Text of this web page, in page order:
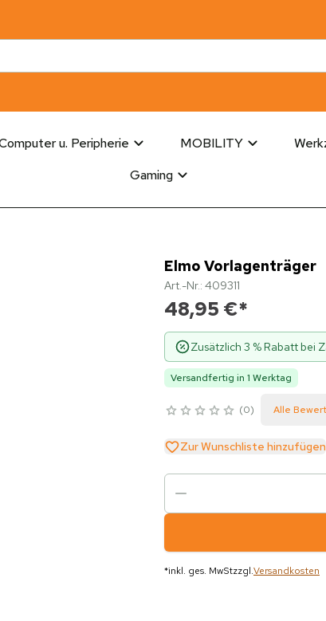
u. Peripherie MOBILITY
Gaming
Elmo Vorlagenträger
Art.-Nr.: 409311
48,95 €*
Zusätzlich 3 % Rabatt bei
Versandfertig in 1 Werktag
0 Alle
Zur Wunschliste hinzufügen
*inkl. ges. MwStzzgl.Versandkosten